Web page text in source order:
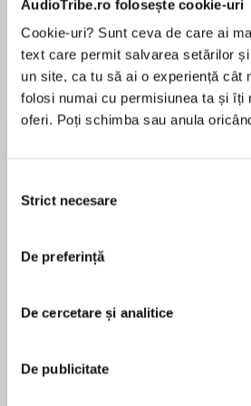
AudioTribe.ro folosește cookie-uri
Cookie-uri? Sunt ceva de care ai
text care permit salvarea setărilor
un site, ca tu să ai o experiență cât
folosi numai cu permisiunea ta și îți
oferi. Poți schimba sau anula
consimțământului
Strict necesare
De preferință
De cercetare și analitice
De publicitate
Desprecarte
The twenty-sixth book in the
Peter Decker and Rina
When Bertram Lanz, a
Decker is put on the case. He
there is more to the
missing too, and blood is found
pentru această carte
Born in St. Louis, Faye